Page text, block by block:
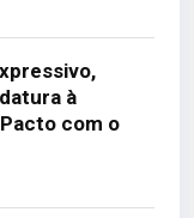
à
com o